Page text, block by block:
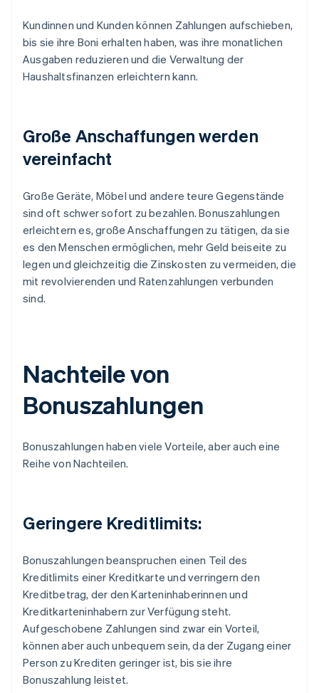
Kundinnen und Kunden können Zahlungen aufschieben,
bis sie ihre Boni erhalten haben, was ihre monatlichen
Ausgaben reduzieren und die Verwaltung der
Haushaltsfinanzen erleichtern kann.
Große Anschaffungen werden
vereinfacht
Große Geräte, Möbel und andere teure Gegenstände
sind oft schwer sofort zu bezahlen. Bonuszahlungen
erleichtern es, große Anschaffungen zu tätigen, da sie
es den Menschen ermöglichen, mehr Geld beiseite zu
legen und gleichzeitig die Zinskosten zu vermeiden, die
mit revolvierenden und Ratenzahlungen verbunden
sind.
Nachteile von
Bonuszahlungen
Bonuszahlungen haben viele Vorteile, aber auch eine
Reihe von Nachteilen.
Geringere Kreditlimits:
Bonuszahlungen beanspruchen einen Teil des
Kreditlimits einer Kreditkarte und verringern den
Kreditbetrag, der den Karteninhaberinnen und
Kreditkarteninhabern zur Verfügung steht.
Aufgeschobene Zahlungen sind zwar ein Vorteil,
können aber auch unbequem sein, da der Zugang einer
Person zu Krediten geringer ist, bis sie ihre
Bonuszahlung leistet.